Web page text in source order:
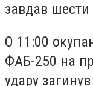
завдав шести
О 11:00
ФАБ-250 на
удару